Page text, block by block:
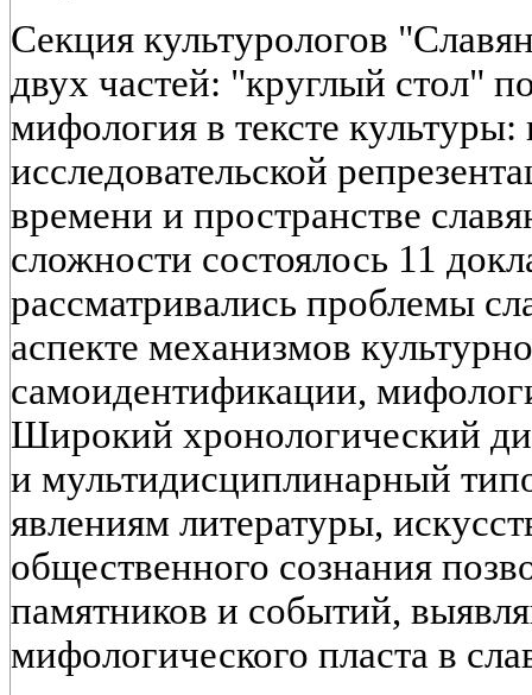
Секция культурологов
двух частей: "круглый стол"
мифология в тексте культуры:
исследовательской
времени и пространстве
сложности состоялось 11
рассматривались проблемы
аспекте механизмов
самоидентификации,
Широкий хронологический
и мультидисциплинарный
явлениям литературы,
общественного сознания
памятников и событий,
мифологического пласта в